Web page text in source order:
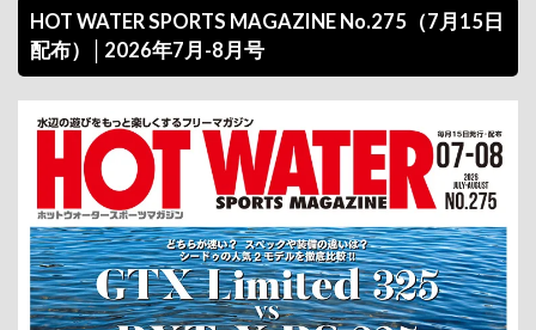
HOT WATER SPORTS MAGAZINE No.275（7月15日
配布）│2026年7月-8月号